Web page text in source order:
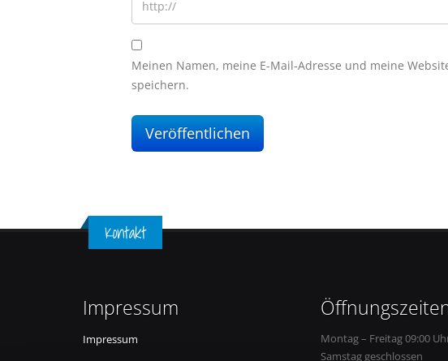
Meinen Namen, meine E-Mail-Adresse und meine
speichern.
Kontakt
Impressum
Impressum
Montag – Freitag 09:00
Samstag geschlossen